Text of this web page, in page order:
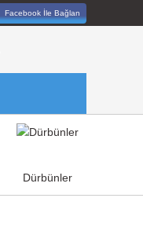
Facebook İle Bağlan
Dürbünler